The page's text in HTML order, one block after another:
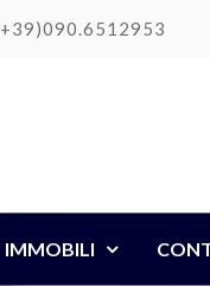
IMMOBILI